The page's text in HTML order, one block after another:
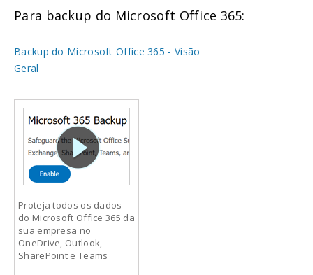
Para backup do Microsoft Office 365:
Backup do Microsoft Office 365 - Visão
Geral
Proteja todos os dados
do Microsoft Office 365 da
sua empresa no
OneDrive, Outlook,
SharePoint e Teams